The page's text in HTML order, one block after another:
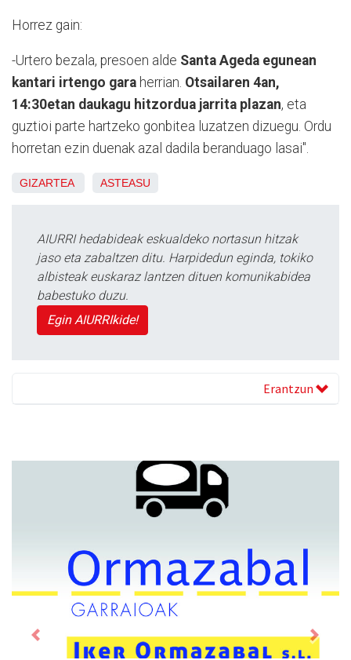
Horrez gain:
-Urtero bezala, presoen alde Santa Ageda egunean
kantari irtengo gara herrian. Otsailaren 4an,
14:30etan daukagu hitzordua jarrita plazan, eta
guztioi parte hartzeko gonbitea luzatzen dizuegu. Ordu
horretan ezin duenak azal dadila beranduago lasai".
GIZARTEA ASTEASU
AIURRI hedabideak eskualdeko nortasun hitzak
jaso eta zabaltzen ditu. Harpidedun eginda, tokiko
albisteak euskaraz lantzen dituen komunikabidea
babestuko duzu.
Egin AIURRIkide!
Erantzun
Previous Next